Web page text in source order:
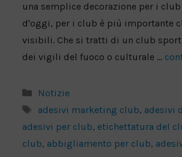
una semplice decorazione per i
d'oggi, per i club è più importante
visibili. Che si tratti di un club
dei vigili del fuoco o culturale ...
Categorie
Notizie
Tag
adesivi marketing club, adesivi
adesivi per club, etichettatura del
club, abbigliamento per club,